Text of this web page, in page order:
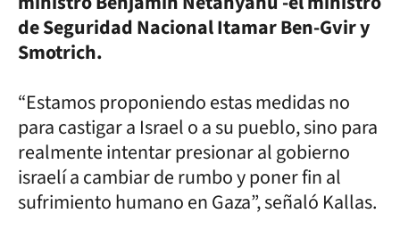
de Seguridad Nacional Itamar Ben-Gvir y
Smotrich.
“Estamos proponiendo estas medidas no
para castigar a Israel o a su pueblo, sino para
realmente intentar presionar al gobierno
israelí a cambiar de rumbo y poner fin al
sufrimiento humano en Gaza”, señaló Kallas.